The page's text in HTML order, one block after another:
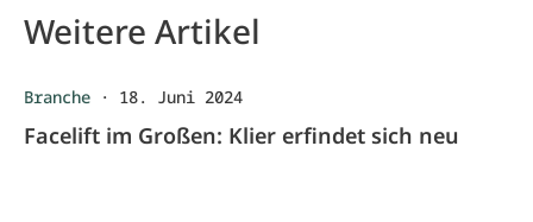
Weitere Artikel
Branche · 18. Juni 2024
Facelift im Großen: Klier erfindet sich neu